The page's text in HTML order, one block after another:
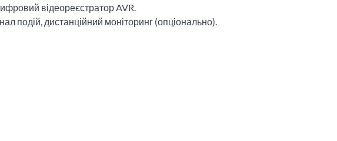
відеореєстратор AVR.
подій, дистанційний моніторинг (опціонально).